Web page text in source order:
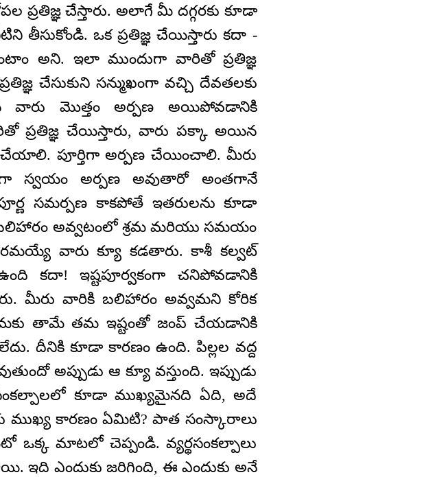
ప్రతిజ్ఞ చేస్తారు. అలాగే మీ దగ్గరకు కూడా
తీసుకోండి. ఒక ప్రతిజ్ఞ చేయిస్తారు కదా -
అని. ఇలా ముందుగా వారితో ప్రతిజ్ఞ
చేసుకుని సన్ముఖంగా వచ్చి దేవతలకు
వారు మొత్తం అర్పణ అయిపోవడానికి
ప్రతిజ్ఞ చేయిస్తారు, వారు పక్కా అయిన
చేయాలి. పూర్తిగా అర్పణ చేయించాలి. మీరు
స్వయం అర్పణ అవుతారో అంతగానే
సమర్పణ కాకపోతే ఇతరులను కూడా
అవ్వటంలో శ్రమ మరియు సమయం
వారు క్యూ కడతారు. కాశీ కల్వట్
కదా! ఇష్టపూర్వకంగా చనిపోవడానికి
మీరు వారికి బలిహారం అవ్వమని కోరిక
తామే తమ ఇష్టంతో జంప్ చేయడానికి
దీనికి కూడా కారణం ఉంది. పిల్లల వద్ద
అప్పుడు ఆ క్యూ వస్తుంది. ఇప్పుడు
కూడా ముఖ్యమైనది ఏది, అదే
ముఖ్య కారణం ఏమిటి? పాత సంస్కారాలు
ఒక్క మాటలో చెప్పండి. వ్యర్థసంకల్పాలు
ఇది ఎందుకు జరిగింది, ఈ ఎందుకు అనే